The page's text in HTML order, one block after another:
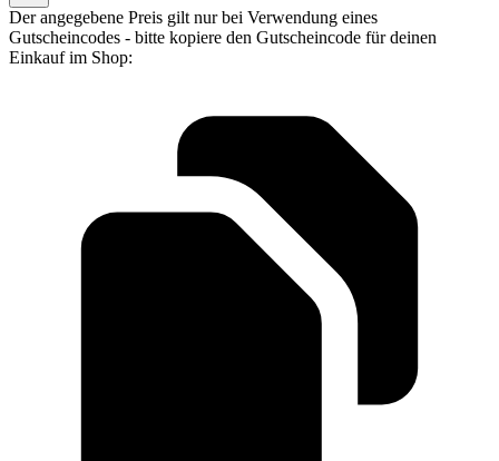
Der angegebene Preis gilt nur bei Verwendung eines
Gutscheincodes - bitte kopiere den Gutscheincode für deinen
Einkauf im Shop: